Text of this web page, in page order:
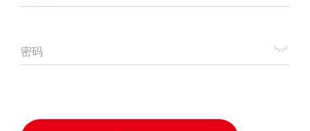
密码